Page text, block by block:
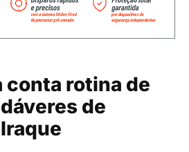
rotina de
de